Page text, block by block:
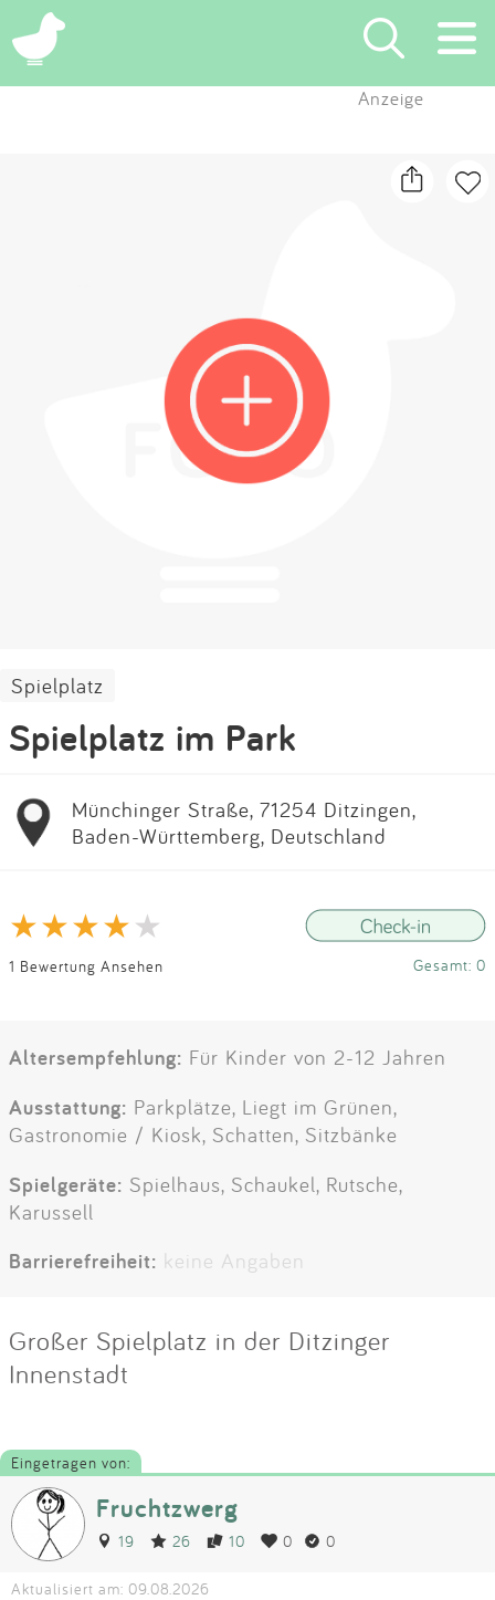
×
Blog
Partner
Kontakt
Impressum
Anzeige
Spielplatz
Spielplatz im Park
Münchinger Straße, 71254 Ditzingen,
Baden-Württemberg, Deutschland
1 Bewertung Ansehen Gesamt: 0
Altersempfehlung: Für Kinder von 2-12 Jahren
Ausstattung: Parkplätze, Liegt im Grünen,
Gastronomie / Kiosk, Schatten, Sitzbänke
Spielgeräte: Spielhaus, Schaukel, Rutsche,
Karussell
Barrierefreiheit: keine Angaben
Großer Spielplatz in der Ditzinger
Innenstadt
Eingetragen von:
Fruchtzwerg
19 26 10 0 0
Aktualisiert am: 09.08.2026